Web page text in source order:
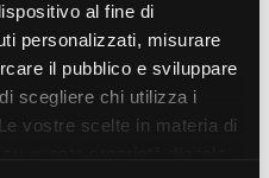
al fine di
personalizzati, misurare
il pubblico e sviluppare
scegliere chi utilizza i
vostre scelte in materia di
quando